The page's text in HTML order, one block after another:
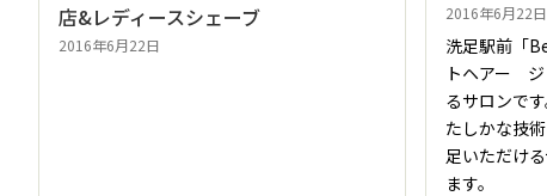
店&レディースシェーブ
2016年6月22日
2016年6月22日
洗足駅前「
トヘアー ジ
るサロンです
たしかな技
足いただけ
ます。